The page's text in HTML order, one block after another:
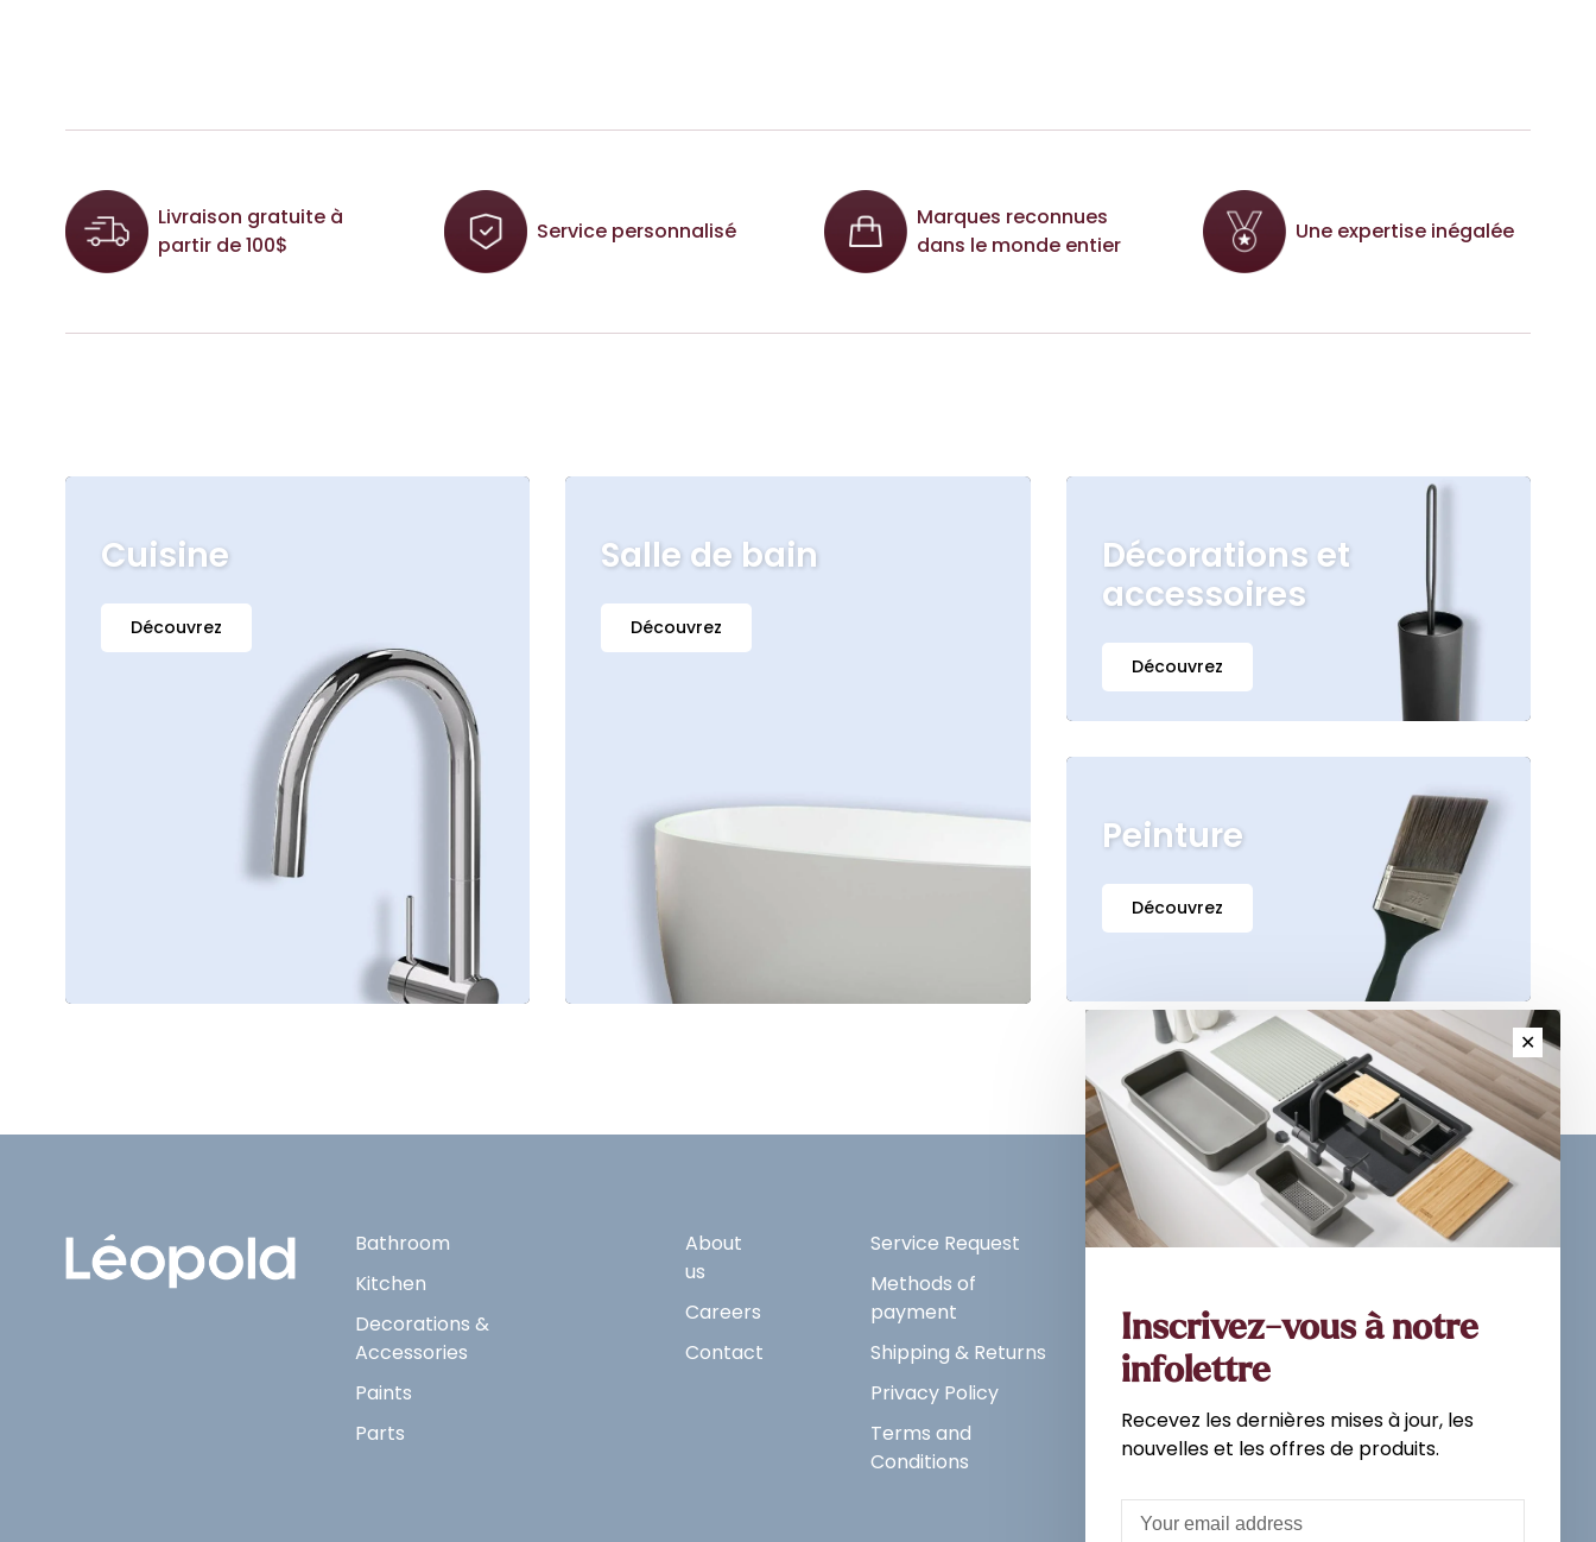
Livraison gratuite à
partir de 100$
Service personnalisé
Marques reconnues
dans le monde entier
Une expertise inégalée
Cuisine
Découvrez
Salle de bain
Découvrez
Décorations et
accessoires
Découvrez
Peinture
Découvrez
Bathroom
Kitchen
Decorations &
Accessories
Paints
Parts
About
us
Careers
Contact
Service Request
Methods of
payment
Shipping & Returns
Privacy Policy
Terms and
Conditions
Sign up for our newsletter and
Subscribe
✕
Inscrivez-vous à notre
infolettre
Recevez les dernières mises à jour, les
nouvelles et les offres de produits.